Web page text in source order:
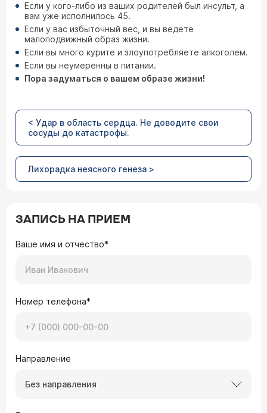
Если у кого-либо из ваших родителей был инсульт, а
вам уже исполнилось 45.
Если у вас избыточный вес, и вы ведете
малоподвижный образ жизни.
Если вы много курите и злоупотребляете алкоголем.
Если вы неумеренны в питании.
Пора задуматься о вашем образе жизни!
< Удар в область сердца. Не доводите свои
сосуды до катастрофы.
Лихорадка неясного генеза >
ЗАПИСЬ НА ПРИЕМ
Ваше имя и отчество*
Номер телефона*
Направление
Без направления